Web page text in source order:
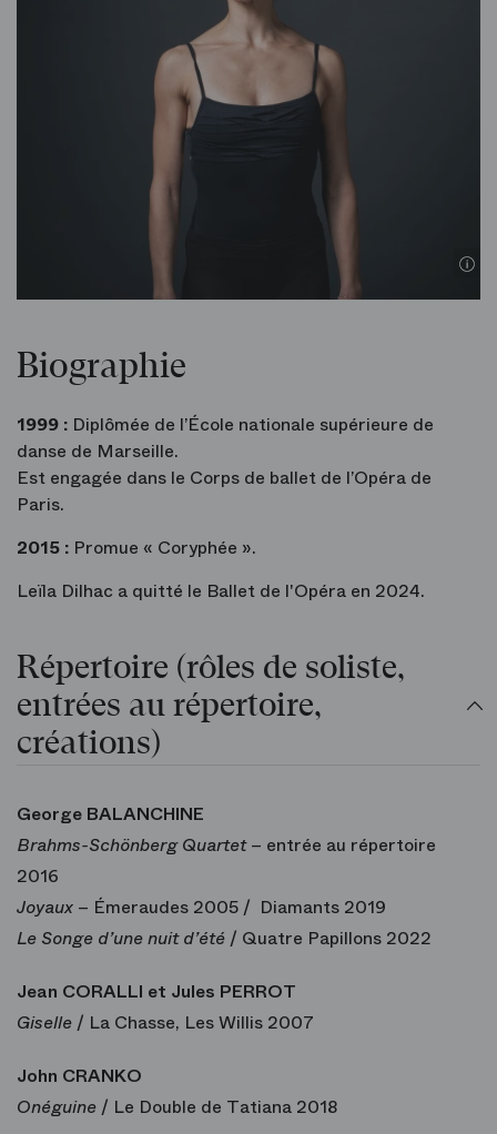
Biographie
1999 : Diplômée de l’École nationale supérieure de
danse de Marseille.
Est engagée dans le Corps de ballet de l’Opéra de
Paris.
2015 : Promue « Coryphée ».
Leïla Dilhac a quitté le Ballet de l'Opéra en 2024.
Répertoire (rôles de soliste,
entrées au répertoire,
créations)
George BALANCHINE
Brahms-Schönberg Quartet– entrée au répertoire
2016
Joyaux – Émeraudes 2005 / Diamants 2019
Le Songe d’une nuit d’été / Quatre Papillons 2022
Jean CORALLI et Jules PERROT
Giselle / La Chasse, Les Willis 2007
John CRANKO
Onéguine / Le Double de Tatiana 2018